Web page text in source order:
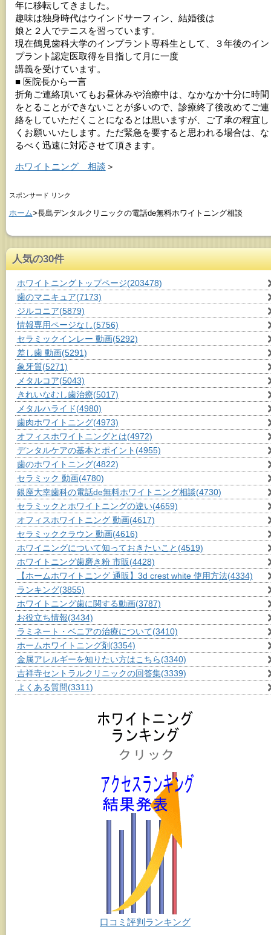
年に移転してきました。
趣味は独身時代はウインドサーフィン、結婚後は
娘と２人でテニスを習っています。
現在鶴見歯科大学のインプラント専科生として、３年後のイン
プラント認定医取得を目指して月に一度
講義を受けています。
■ 医院長から一言
折角ご連絡頂いてもお昼休みや治療中は、なかなか十分に時間
をとることができないことが多いので、診療終了後改めてご連
絡をしていただくことになるとは思いますが、ご了承の程宜し
くお願いいたします。ただ緊急を要すると思われる場合は、な
るべく迅速に対応させて頂きます。
ホワイトニング 相談 ＞
スポンサード リンク
ホーム>長島デンタルクリニックの電話de無料ホワイトニング相談
人気の30件
ホワイトニングトップページ(203478)
歯のマニキュア(7173)
ジルコニア(5879)
情報専用ページなし(5756)
セラミックインレー 動画(5292)
差し歯 動画(5291)
象牙質(5271)
メタルコア(5043)
きれいなむし歯治療(5017)
メタルハライド(4980)
歯肉ホワイトニング(4973)
オフィスホワイトニングとは(4972)
デンタルケアの基本とポイント (4955)
歯のホワイトニング(4822)
セラミック 動画(4780)
銀座大幸歯科の電話de無料ホワイトニング相談(4730)
セラミックとホワイトニングの違い(4659)
オフィスホワイトニング 動画(4617)
セラミッククラウン 動画(4616)
ホワイニングについて知っておきたいこと (4519)
ホワイトニング歯磨き粉 市販(4428)
【ホームホワイトニング 通販】3d crest white 使用方法(4334)
ランキング(3855)
ホワイトニング歯に関する動画(3787)
お役立ち情報(3434)
ラミネート・ベニアの治療について(3410)
ホームホワイトニング剤 (3354)
金属アレルギーを知りたい方はこちら(3340)
吉祥寺セントラルクリニックの回答集(3339)
よくある質問(3311)
口コミ評判ランキング